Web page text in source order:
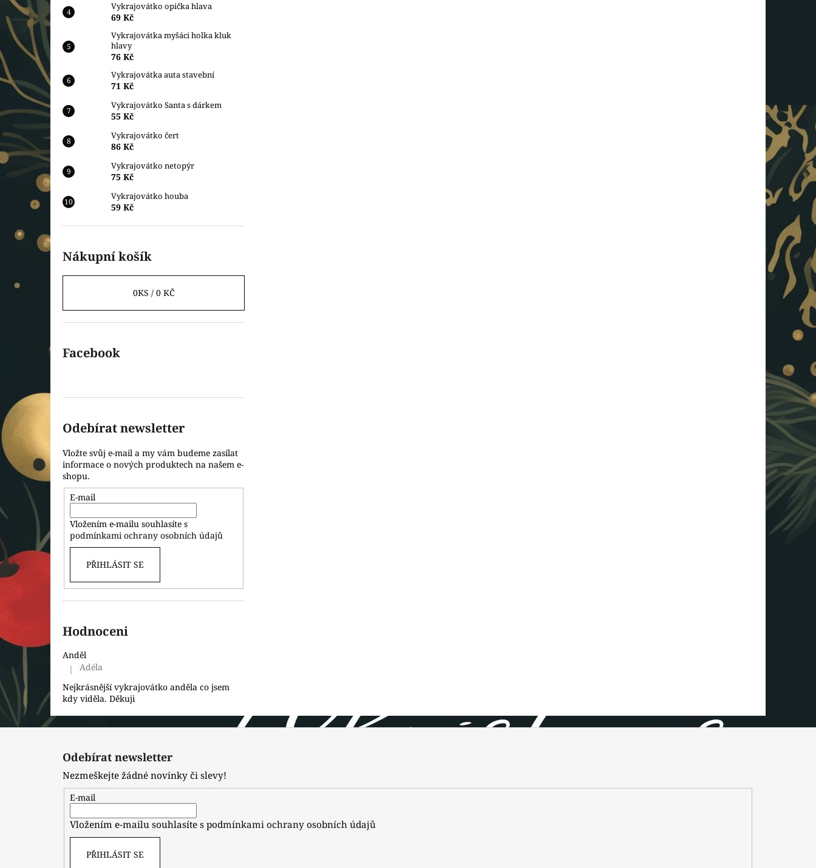
Vykrajovátko opička hlava
69 Kč
Vykrajovátka myšáci holka kluk
hlavy
76 Kč
Vykrajovátka auta stavební
71 Kč
Vykrajovátko Santa s dárkem
55 Kč
Vykrajovátko čert
86 Kč
Vykrajovátko netopýr
75 Kč
Vykrajovátko houba
59 Kč
Nákupní košík
0KS / 0 KČ
Facebook
Odebírat newsletter
Vložte svůj e-mail a my vám budeme zasílat
informace o nových produktech na našem e-
shopu.
E-mail
Vložením e-mailu souhlasíte s
podmínkami ochrany osobních údajů
PŘIHLÁSIT SE
Hodnoceni
Anděl
Hodnocení produktu je 5 z 5 hvězdiček.
|
Adéla
Nejkrásnější vykrajovátko anděla co jsem
kdy viděla. Děkuji
Odebírat newsletter
Nezmeškejte žádné novinky či slevy!
E-mail
Vložením e-mailu souhlasíte spodmínkami ochrany osobních údajů
PŘIHLÁSIT SE